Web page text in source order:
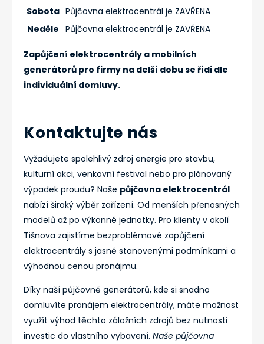
Sobota Půjčovna elektrocentrál je ZAVŘENA
Neděle Půjčovna elektrocentrál je ZAVŘENA
Zapůjčení elektrocentrály a mobilních
generátorů pro firmy na delší dobu se řídi dle
individuální domluvy.
Kontaktujte nás
Vyžadujete spolehlivý zdroj energie pro stavbu,
kulturní akci, venkovní festival nebo pro plánovaný
výpadek proudu? Naše půjčovna elektrocentrál
nabízí široký výběr zařízení. Od menších přenosných
modelů až po výkonné jednotky. Pro klienty v okolí
Tišnova zajistíme bezproblémové zapůjčení
elektrocentrály s jasně stanovenými podmínkami a
výhodnou cenou pronájmu.
Díky naší půjčovně generátorů, kde si snadno
domluvíte pronájem elektrocentrály, máte možnost
využít výhod těchto záložních zdrojů bez nutnosti
investic do vlastního vybavení. Naše půjčovna